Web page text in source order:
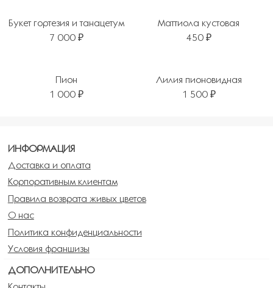
Букет гортезия и танацетум
7 000 ₽
Маттиола кустовая
450 ₽
Пион
1 000 ₽
Лилия пионовидная
1 500 ₽
ИНФОРМАЦИЯ
Доставка и оплата
Корпоративным клиентам
Правила возврата живых цветов
О нас
Политика конфиденциальности
Условия франшизы
ДОПОЛНИТЕЛЬНО